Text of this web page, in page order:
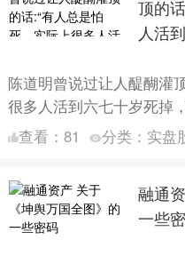
顶的
人活
陈道明曾说过让人醍醐灌
很多人活到六七十岁死掉
么本质的区别。多活20年
查看： 81 分类： 实盘
融通
一些